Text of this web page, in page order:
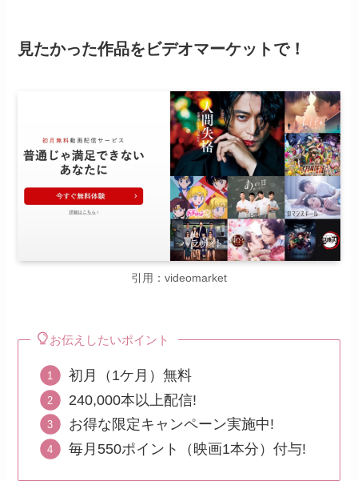
見たかった作品をビデオマーケットで！
引用：videomarket
お伝えしたいポイント
初月（1ケ月）無料
240,000本以上配信!
お得な限定キャンペーン実施中!
毎月550ポイント（映画1本分）付与!